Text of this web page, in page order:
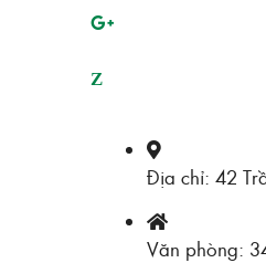
Z
Địa chỉ: 42
Văn phòng: